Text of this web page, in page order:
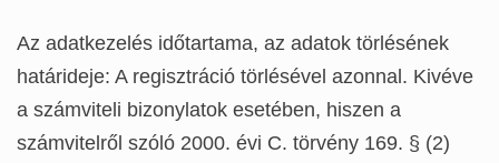
Az adatkezelés időtartama, az adatok törlésének
határideje: A regisztráció törlésével azonnal. Kivéve
a számviteli bizonylatok esetében, hiszen a
számvitelről szóló 2000. évi C. törvény 169. § (2)